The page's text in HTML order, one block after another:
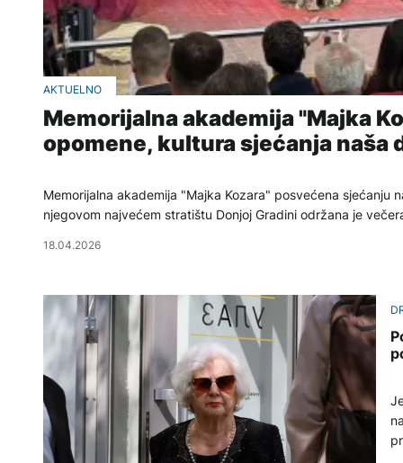
AKTUELNO
Memorijalna akademija "Majka
opomene, kultura sjećanja naša
Memorijalna akademija "Majka Kozara" posvećena
njegovom najvećem stratištu Donjoj Gradini održana je
18.04.2026